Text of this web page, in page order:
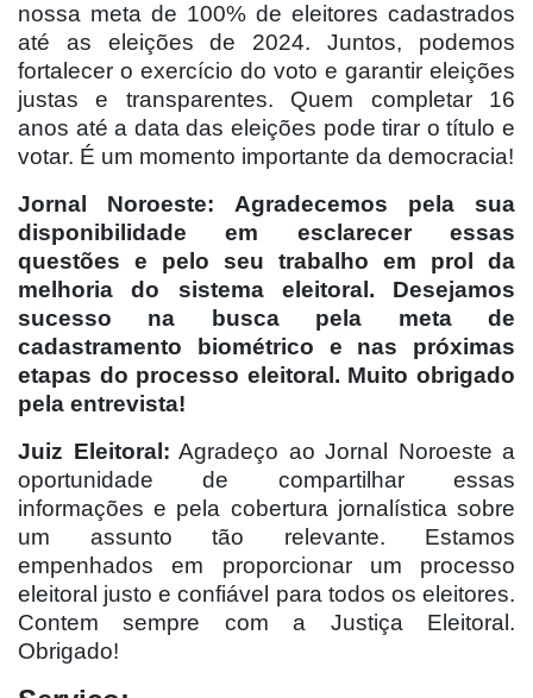
nossa meta de 100% de eleitores cadastrados
até as eleições de 2024. Juntos, podemos
fortalecer o exercício do voto e garantir eleições
justas e transparentes. Quem completar 16
anos até a data das eleições pode tirar o título e
votar. É um momento importante da democracia!
Jornal Noroeste: Agradecemos pela sua
disponibilidade em esclarecer essas
questões e pelo seu trabalho em prol da
melhoria do sistema eleitoral. Desejamos
sucesso na busca pela meta de
cadastramento biométrico e nas próximas
etapas do processo eleitoral. Muito obrigado
pela entrevista!
Juiz Eleitoral: Agradeço ao Jornal Noroeste a
oportunidade de compartilhar essas
informações e pela cobertura jornalística sobre
um assunto tão relevante. Estamos
empenhados em proporcionar um processo
eleitoral justo e confiável para todos os eleitores.
Contem sempre com a Justiça Eleitoral.
Obrigado!